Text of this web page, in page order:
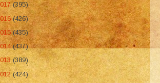
(395)
(426)
(435)
(437)
(389)
(424)